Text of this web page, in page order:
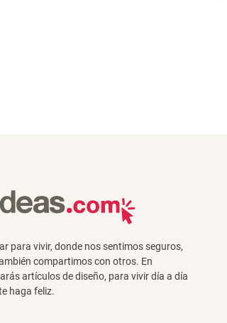
para vivir, donde nos sentimos seguros,
compartimos con otros. En
artículos de diseño, para vivir día a día
haga feliz.